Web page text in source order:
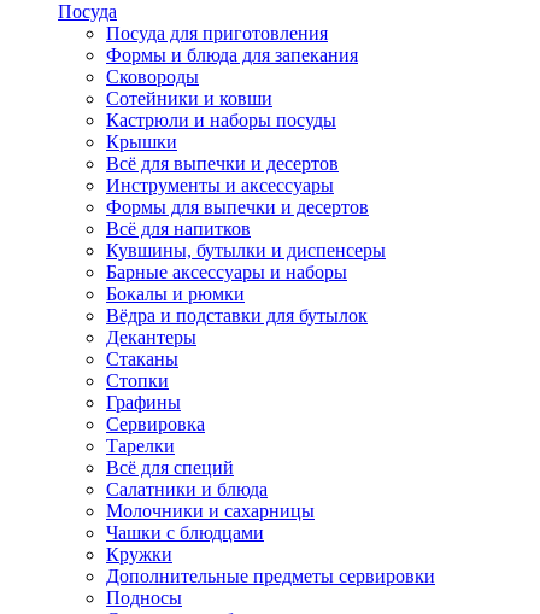
Посуда
Посуда для приготовления
Формы и блюда для запекания
Сковороды
Сотейники и ковши
Кастрюли и наборы посуды
Крышки
Всё для выпечки и десертов
Инструменты и аксессуары
Формы для выпечки и десертов
Всё для напитков
Кувшины, бутылки и диспенсеры
Барные аксессуары и наборы
Бокалы и рюмки
Вёдра и подставки для бутылок
Декантеры
Стаканы
Стопки
Графины
Сервировка
Тарелки
Всё для специй
Салатники и блюда
Молочники и сахарницы
Чашки с блюдцами
Кружки
Дополнительные предметы сервировки
Подносы